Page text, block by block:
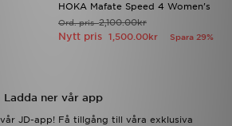
HOKA Mafate Speed 4 Women's
Ord. pris2,100.00kr
Nytt pris 1,500.00kr Spara 29%
Ladda ner vår app
JD-app! Få tillgång till våra exklusiva